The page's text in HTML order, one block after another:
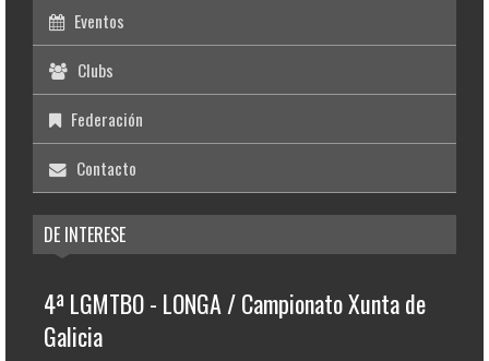
Eventos
Clubs
Federación
Contacto
DE INTERESE
4ª LGMTBO - LONGA / Campionato Xunta de
Galicia